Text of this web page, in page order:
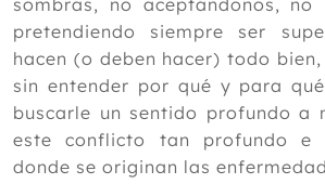
sombras, no aceptándonos, no
pretendiendo siempre ser
hacen (o deben hacer) todo
sin entender por qué y para
buscarle un sentido profundo a
este conflicto tan profundo e
donde se originan las